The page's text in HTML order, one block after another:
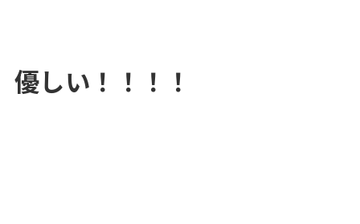
優しい！！！！